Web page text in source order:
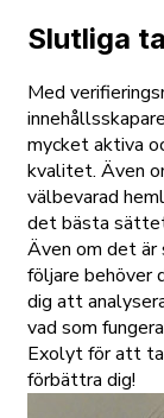
Slutliga
Med
mycket aktiva
kvalitet. Även
välbevarad
det bästa
Även om det är
följare behöver
dig att
vad som
Exolyt för att ta
förbättra dig!